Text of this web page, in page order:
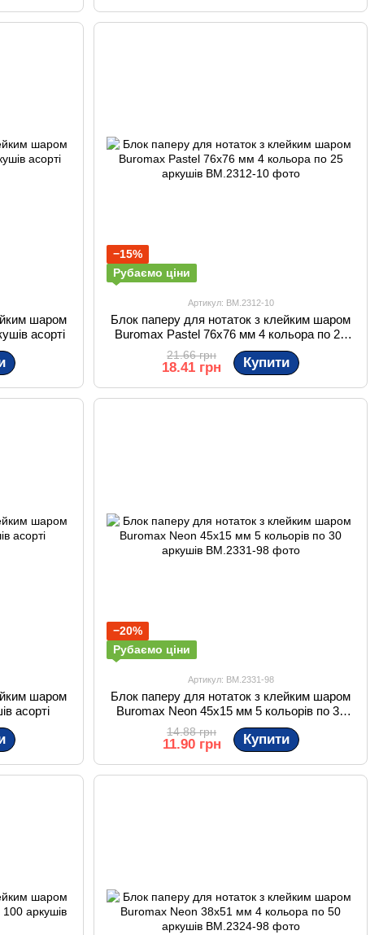
шаром
асорті
−15%
Рубаємо ціни
Артикул: BM.2312-10
Блок паперу для нотаток з клейким шаром
Buromax Pastel 76x76 мм 4 кольора по 25
аркушів
21.66 грн
18.41 грн Купити
шаром
асорті
−20%
Рубаємо ціни
Артикул: BM.2331-98
Блок паперу для нотаток з клейким шаром
Buromax Neon 45x15 мм 5 кольорів по 30
аркушів
14.88 грн
11.90 грн Купити